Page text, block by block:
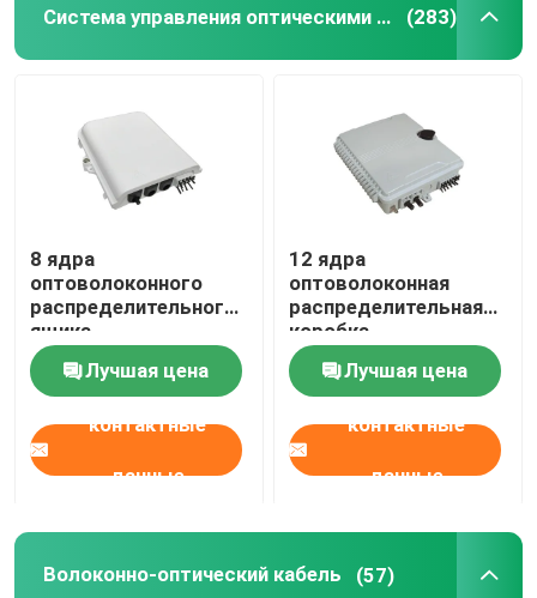
Ролики
О нас
Путешествие фабрики
Проверка качества
Свяжитесь мы
Новости
Спросите цитату
Система управления оптическими волокнами (283)
8 ядра
оптоволоконного
распределительного
ящика
Лучшая цена
контактные
данные
12 ядра
оптоволоконная
распределительная
коробка
Лучшая цена
контактные
данные
Волоконно-оптический кабель (57)